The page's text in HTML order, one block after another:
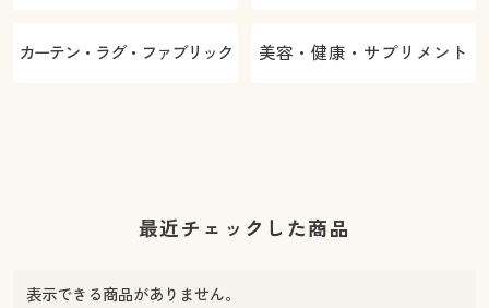
カーテン・ラグ・ファブリック 美容・健康・サプリメント
最近チェックした商品
表示できる商品がありません。